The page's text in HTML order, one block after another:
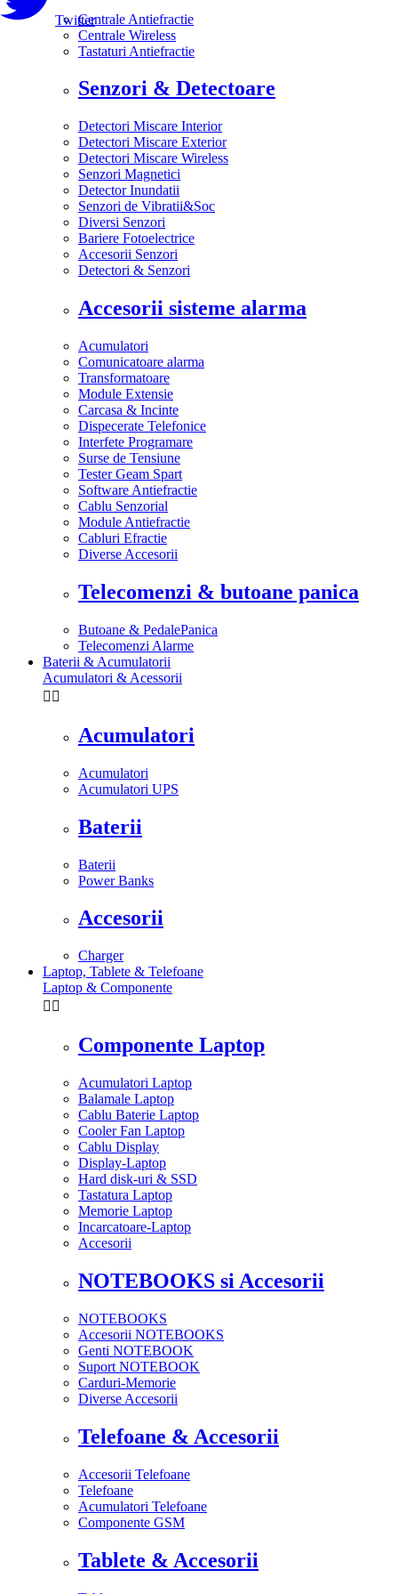
Centrale Antiefractie
Centrale Wireless
Tastaturi Antiefractie
Senzori & Detectoare
Detectori Miscare Interior
Detectori Miscare Exterior
Detectori Miscare Wireless
Senzori Magnetici
Detector Inundatii
Senzori de Vibratii&Soc
Diversi Senzori
Bariere Fotoelectrice
Accesorii Senzori
Detectori & Senzori
Accesorii sisteme alarma
Acumulatori
Comunicatoare alarma
Transformatoare
Module Extensie
Carcasa & Incinte
Dispecerate Telefonice
Interfete Programare
Surse de Tensiune
Tester Geam Spart
Software Antiefractie
Cablu Senzorial
Module Antiefractie
Cabluri Efractie
Diverse Accesorii
Telecomenzi & butoane panica
Butoane & PedalePanica
Telecomenzi Alarme
Baterii & Acumulatorii
Acumulatori & Acessorii
 
Acumulatori
Acumulatori
Acumulatori UPS
Baterii
Baterii
Power Banks
Accesorii
Charger
Laptop, Tablete & Telefoane
Laptop & Componente
 
Componente Laptop
Acumulatori Laptop
Balamale Laptop
Cablu Baterie Laptop
Cooler Fan Laptop
Cablu Display
Display-Laptop
Hard disk-uri & SSD
Tastatura Laptop
Memorie Laptop
Incarcatoare-Laptop
Accesorii
NOTEBOOKS si Accesorii
NOTEBOOKS
Accesorii NOTEBOOKS
Genti NOTEBOOK
Suport NOTEBOOK
Carduri-Memorie
Diverse Accesorii
Telefoane & Accesorii
Accesorii Telefoane
Telefoane
Acumulatori Telefoane
Componente GSM
Tablete & Accesorii
Twitter